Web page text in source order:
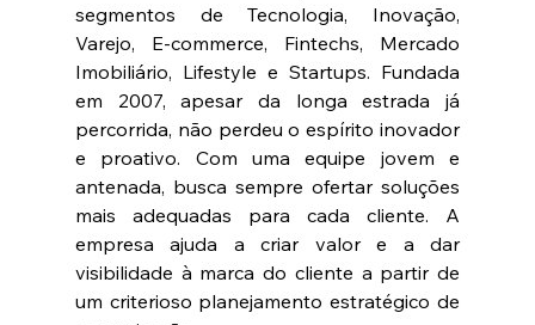
segmentos de Tecnologia, Inovação,
Varejo, E-commerce, Fintechs, Mercado
Imobiliário, Lifestyle e Startups. Fundada
em 2007, apesar da longa estrada já
percorrida, não perdeu o espírito inovador
e proativo. Com uma equipe jovem e
antenada, busca sempre ofertar soluções
mais adequadas para cada cliente. A
empresa ajuda a criar valor e a dar
visibilidade à marca do cliente a partir de
um criterioso planejamento estratégico de